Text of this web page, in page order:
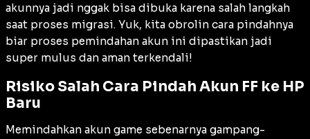
akunnya jadi nggak bisa dibuka karena salah langkah
saat proses migrasi. Yuk, kita obrolin cara pindahnya
biar proses pemindahan akun ini dipastikan jadi
super mulus dan aman terkendali!
Risiko Salah Cara Pindah Akun FF ke HP
Baru
Memindahkan akun game sebenarnya gampang-